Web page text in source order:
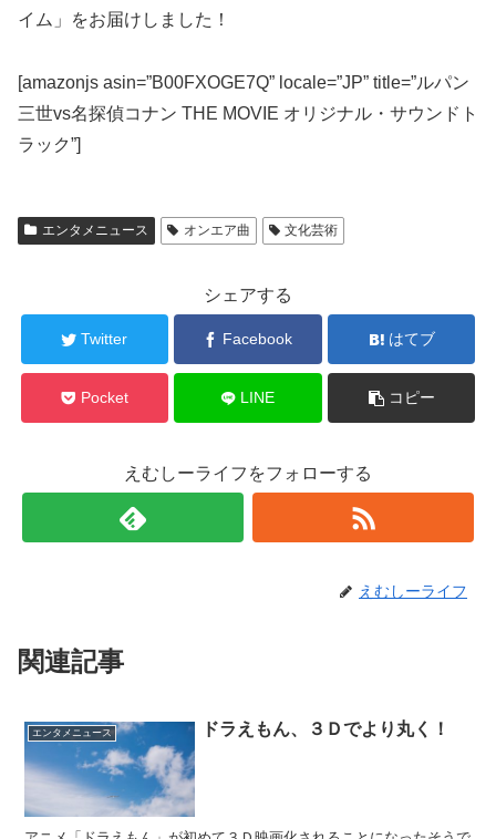
イム」をお届けしました！
[amazonjs asin=”B00FXOGE7Q” locale=”JP” title=”ルパン
三世vs名探偵コナン THE MOVIE オリジナル・サウンドト
ラック”]
エンタメニュース オンエア曲 文化芸術
シェアする
Twitter Facebook はてブ
Pocket LINE コピー
えむしーライフをフォローする
えむしーライフ
関連記事
エンタメニュース ドラえもん、３Ｄでより丸く！